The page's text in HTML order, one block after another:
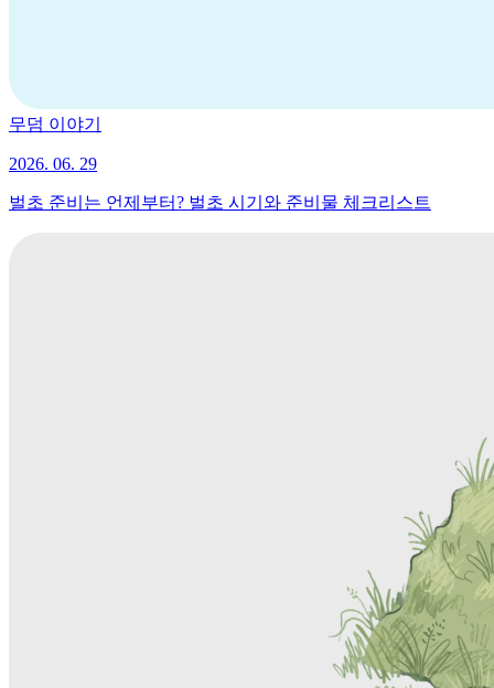
무덤 이야기
2026. 06. 29
벌초 준비는 언제부터? 벌초 시기와 준비물 체크리스트